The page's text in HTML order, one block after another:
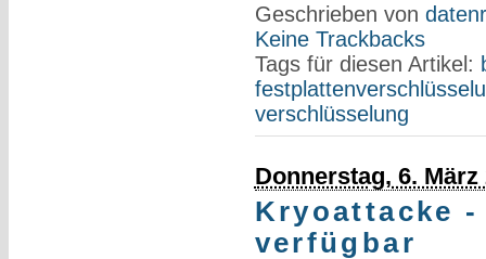
Geschrieben von
Keine Trackbacks
Tags für diesen Artikel:
verschlüsselung
Donnerstag, 6. März
Kryoattacke
verfügbar